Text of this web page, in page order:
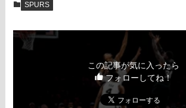
SPURS
この記事が気に入ったら
フォローしてね！